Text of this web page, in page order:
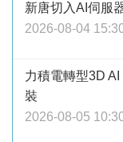
新唐切入AI伺服
2026-08-04
力積電轉型3D
裝
2026-08-05